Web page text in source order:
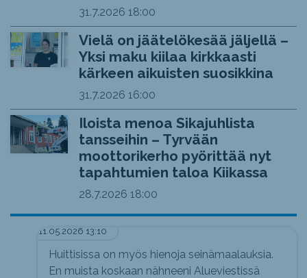
31.7.2026 18:00
Vielä on jäätelökesää jäljellä –
Yksi maku kiilaa kirkkaasti
kärkeen aikuisten suosikkina
31.7.2026 16:00
Iloista menoa Sikajuhlista
tansseihin – Tyrvään
moottorikerho pyörittää nyt
tapahtumien taloa Kiikassa
28.7.2026 18:00
11.05.2026 13:10
Huittisissa on myös hienoja seinämaalauksia.
En muista koskaan nähneeni Alueviestissä